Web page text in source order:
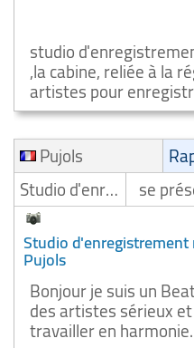
studio
,la cabine, reliée à la
artistes pour
Pujols
Studio d'enregistrement
se
Studio
Pujols
Bonjour je suis un
des artistes sérieux
travailler en harmonie.